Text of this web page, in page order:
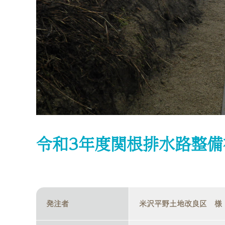
令和3年度関根排水路整
発注者 米沢平野土地改良区 様